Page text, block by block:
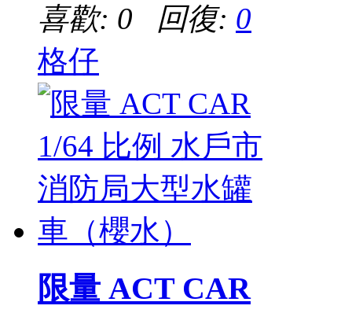
喜歡: 0 回復: 0
格仔
限量 ACT CAR